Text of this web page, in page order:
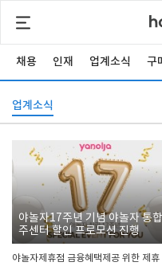
채용 인재 업계소식 구
업계소식
야놀자17주년 기념 야놀자 통
주센터 할인 프로모션 진행
야놀자제휴점 금융혜택제공 위한 제휴